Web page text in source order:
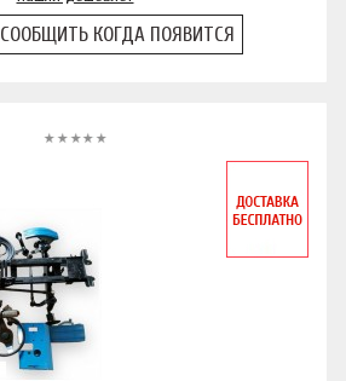
СООБЩИТЬ КОГДА ПОЯВИТСЯ